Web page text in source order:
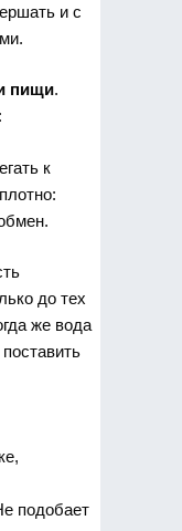
и с
пищи.
к
до тех
же вода
подобает